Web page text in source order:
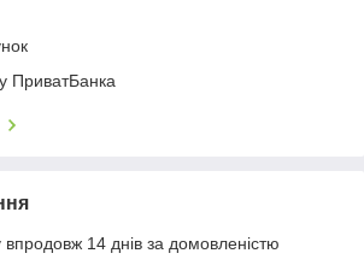
ПриватБанка
14 днів за домовленістю